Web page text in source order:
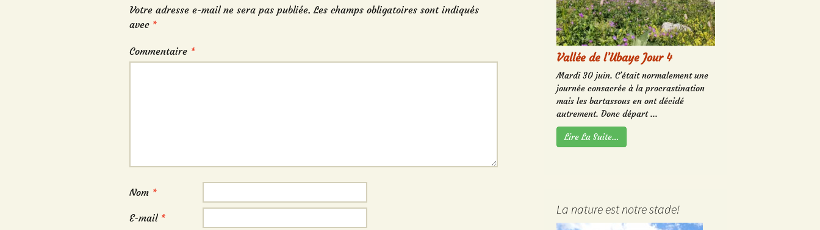
Votre adresse e-mail ne sera pas publiée. Les champs obligatoires sont indiqués
avec *
Commentaire *
Nom *
E-mail *
Vallée de l’Ubaye Jour 4
Mardi 30 juin. C’était normalement une
journée consacrée à la procrastination
mais les bartassous en ont décidé
autrement. Donc départ ...
Lire La Suite…
La nature est notre stade!